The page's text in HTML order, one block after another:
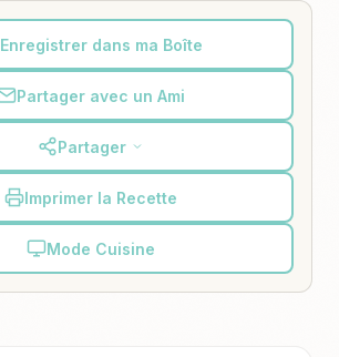
Enregistrer dans ma Boîte
Partager avec un Ami
Partager
Imprimer la Recette
Mode Cuisine